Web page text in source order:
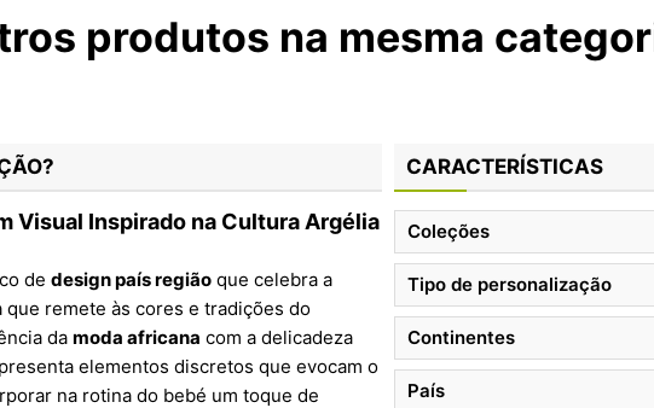
produtos na mesma
Visual Inspirado na Cultura Argélia
de design país região que celebra a
que remete às cores e tradições do
da moda africana com a delicadeza
elementos discretos que evocam o
na rotina do bebé um toque de
CARACTERÍSTICAS
Coleções
Tipo de personalização
Continentes
País